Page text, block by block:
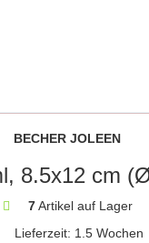
BECHER JOLEEN
8.5x12 cm
7Artikel auf Lager
Lieferzeit: 1.5 Wochen